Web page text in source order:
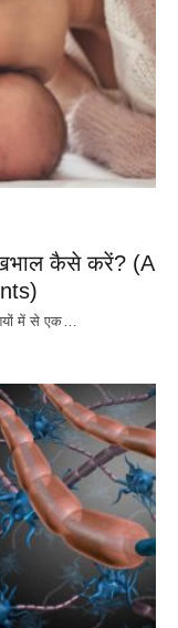
कैसे करें? (A
में से एक…